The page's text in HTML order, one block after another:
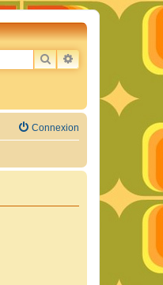
RECHERCHER
RECHERCHE
Connexion